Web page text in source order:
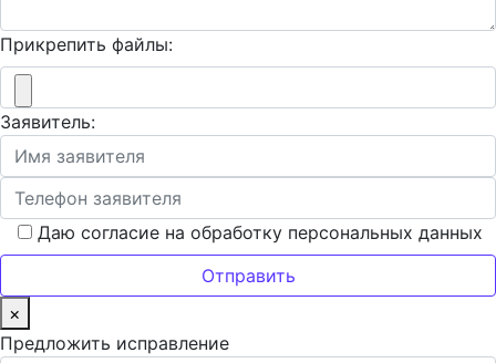
Прикрепить файлы:
Заявитель:
Даю согласие на обработку персональных данных
×
Предложить исправление